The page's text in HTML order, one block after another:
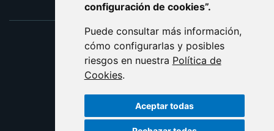
configuración de cookies”.
Puede consultar más información,
cómo configurarlas y posibles
riesgos en nuestra Política de
Cookies.
Aceptar todas